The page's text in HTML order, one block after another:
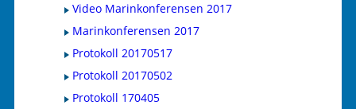
Video Marinkonferensen 2017
Marinkonferensen 2017
Protokoll 20170517
Protokoll 20170502
Protokoll 170405